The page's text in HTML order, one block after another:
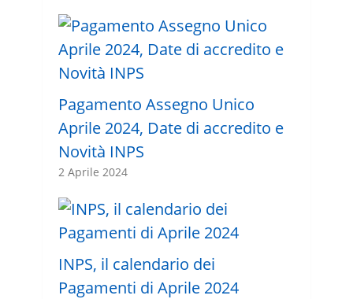
Pagamento Assegno Unico
Aprile 2024, Date di accredito e
Novità INPS
2 Aprile 2024
INPS, il calendario dei
Pagamenti di Aprile 2024